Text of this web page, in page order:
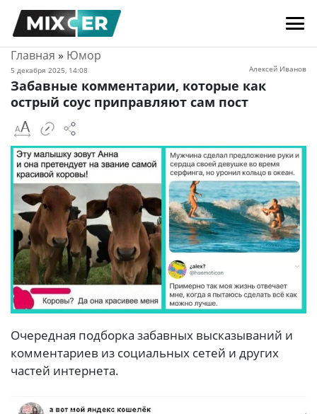
Главная » Юмор
5 декабря 2025, 14:08 Алексей Иванов
Забавные комментарии, которые как
острый соус приправляют сам пост
Очередная подборка забавных высказываний и
комментариев из социальных сетей и других
частей интернета.